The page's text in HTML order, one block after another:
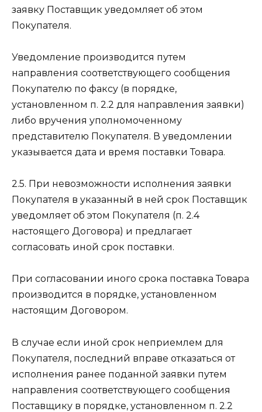
заявку Поставщик уведомляет об этом
Покупателя.
Уведомление производится путем
направления соответствующего сообщения
Покупателю по факсу (в порядке,
установленном п. 2.2 для направления заявки)
либо вручения уполномоченному
представителю Покупателя. В уведомлении
указывается дата и время поставки Товара.
2.5. При невозможности исполнения заявки
Покупателя в указанный в ней срок Поставщик
уведомляет об этом Покупателя (п. 2.4
настоящего Договора) и предлагает
согласовать иной срок поставки.
При согласовании иного срока поставка Товара
производится в порядке, установленном
настоящим Договором.
В случае если иной срок неприемлем для
Покупателя, последний вправе отказаться от
исполнения ранее поданной заявки путем
направления соответствующего сообщения
Поставщику в порядке, установленном п. 2.2